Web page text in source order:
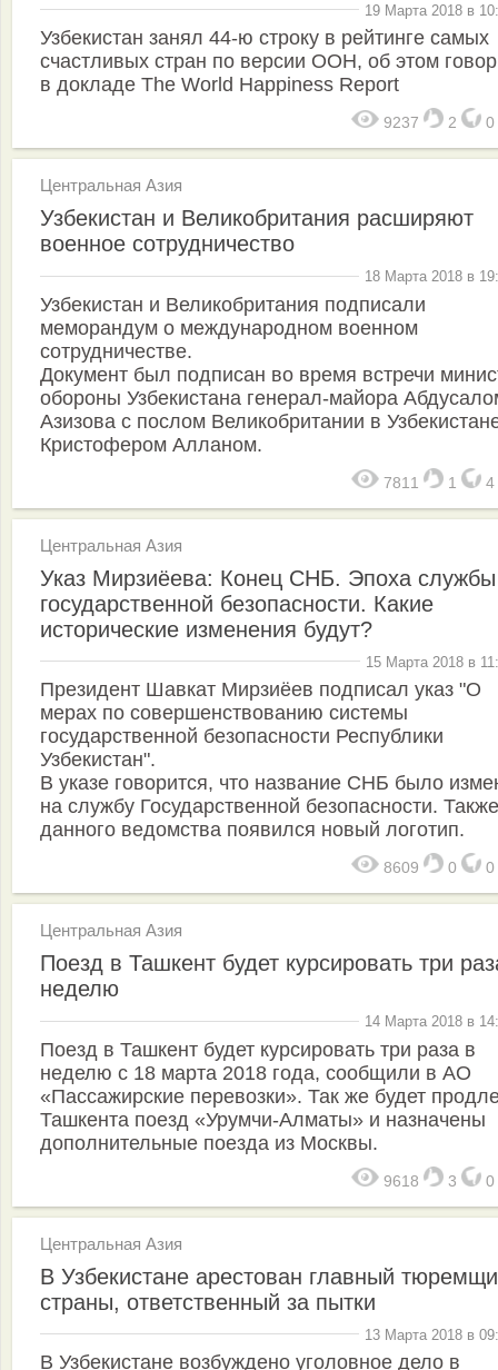
19 Марта 2018 в
Узбекистан занял 44-ю строку в рейтинге самых
счастливых стран по версии ООН, об этом
в докладе The World Happiness Report
9237 2 0
Центральная Азия
Узбекистан и Великобритания расширяют
военное сотрудничество
18 Марта 2018 в
Узбекистан и Великобритания подписали
меморандум о международном военном
сотрудничестве.
Документ был подписан во время встречи
обороны Узбекистана генерал-майора
Азизова с послом Великобритании в
Кристофером Алланом.
7811 1 4
Центральная Азия
Указ Мирзиёева: Конец СНБ. Эпоха службы
государственной безопасности. Какие
исторические изменения будут?
15 Марта 2018 в
Президент Шавкат Мирзиёев подписал указ "О
мерах по совершенствованию системы
государственной безопасности Республики
Узбекистан".
В указе говорится, что название СНБ было
на службу Государственной безопасности.
данного ведомства появился новый логотип.
8609 0 0
Центральная Азия
Поезд в Ташкент будет курсировать три
неделю
14 Марта 2018 в
Поезд в Ташкент будет курсировать три раза в
неделю с 18 марта 2018 года, сообщили в АО
«Пассажирские перевозки». Так же будет
Ташкента поезд «Урумчи-Алматы» и назначены
дополнительные поезда из Москвы.
9618 3 0
Центральная Азия
В Узбекистане арестован главный
страны, ответственный за пытки
13 Марта 2018 в
В Узбекистане возбуждено уголовное дело в